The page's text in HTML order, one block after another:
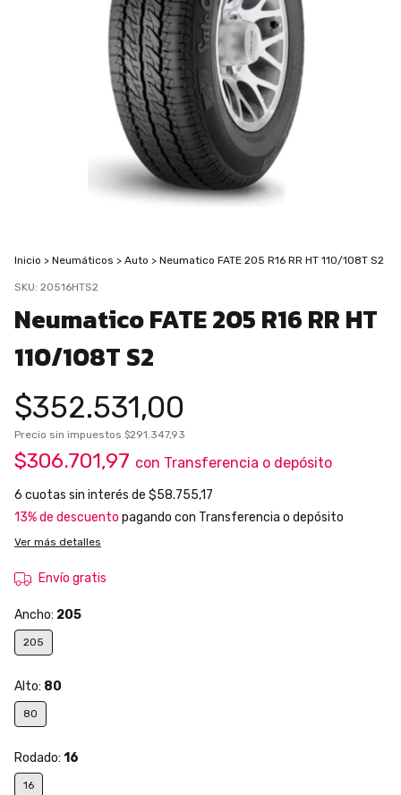
Inicio > Neumáticos > Auto > Neumatico FATE 205 R16 RR HT 110/108T S2
SKU: 20516HTS2
Neumatico FATE 205 R16 RR HT
110/108T S2
$352.531,00
Precio sin impuestos $291.347,93
$306.701,97 con Transferencia o depósito
6 cuotas sin interés de $58.755,17
13% de descuento pagando con Transferencia o depósito
Ver más detalles
Envío gratis
Ancho: 205
205
Alto: 80
80
Rodado: 16
16